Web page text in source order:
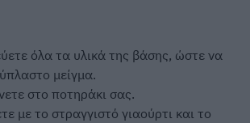
όλα τα υλικά της βάσης, ώστε να
μείγμα.
στο ποτηράκι σας.
με το στραγγιστό γιαούρτι και το